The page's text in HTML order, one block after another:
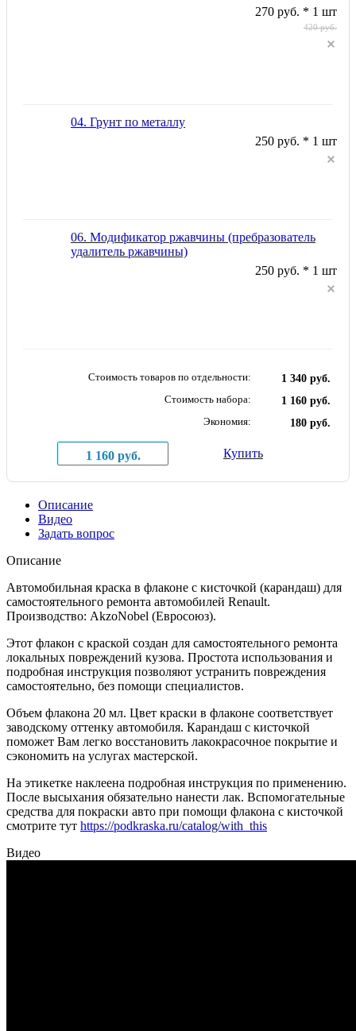
270 руб. * 1 шт
420 руб.
04. Грунт по металлу
250 руб. * 1 шт
06. Модификатор ржавчины (пребразователь
удалитель ржавчины)
250 руб. * 1 шт
Стоимость товаров по отдельности:
1 340 руб.
Стоимость набора:
1 160 руб.
Экономия:
180 руб.
1 160 руб. Купить
Описание
Видео
Задать вопрос
Описание
Автомобильная краска в флаконе с кисточкой (карандаш) для
самостоятельного ремонта автомобилей Renault.
Производство: AkzoNobel (Евросоюз).
Этот флакон с краской создан для самостоятельного ремонта
локальных повреждений кузова. Простота использования и
подробная инструкция позволяют устранить повреждения
самостоятельно, без помощи специалистов.
Объем флакона 20 мл. Цвет краски в флаконе соответствует
заводскому оттенку автомобиля. Карандаш с кисточкой
поможет Вам легко восстановить лакокрасочное покрытие и
сэкономить на услугах мастерской.
На этикетке наклеена подробная инструкция по применению.
После высыхания обязательно нанести лак. Вспомогательные
средства для покраски авто при помощи флакона с кисточкой
смотрите тут https://podkraska.ru/catalog/with_this
Видео